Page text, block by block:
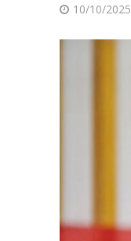
10/10/2025